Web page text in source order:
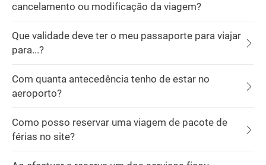
cancelamento ou modificação da viagem?
Que validade deve ter o meu passaporte para viajar
para...?
Com quanta antecedência tenho de estar no
aeroporto?
Como posso reservar uma viagem de pacote de
férias no site?